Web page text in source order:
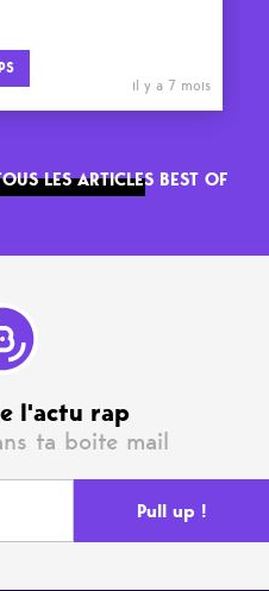
il y a 7 mois
LES ARTICLES BEST OF
l'actu rap
ta boite mail